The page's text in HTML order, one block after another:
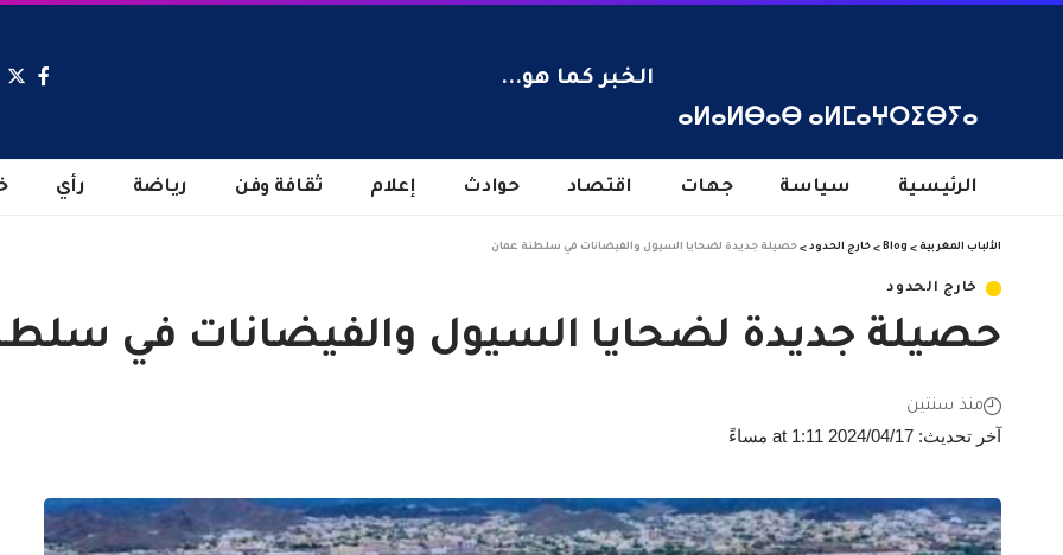
ⴰⵍⴰⵍⴱⴰⴱ ⴰⵍⵎⴰⵖⵔⵉⴱⵢⴰ
الخبر كما هو...
الرئيسية سياسة جهات اقتصاد حوادث إعلام ثقافة وفن رياضة رأي
الألباب المغربية >
Blog
> خارج الحدود > حصيلة جديدة لضحايا السيول والفيضانات في سلطنة عمان
خارج الحدود
حصيلة جديدة لضحايا السيول والفيضانات في
آخر تحديث: 2024/04/17 at 1:11 مساءً
منذ سنتين